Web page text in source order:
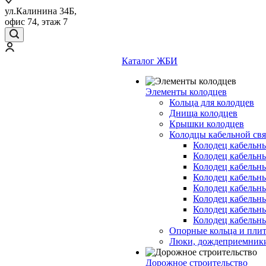
ул.Калинина 34Б,
офис 74, этаж 7
Каталог ЖБИ
Элементы колодцев
Кольца для колодцев
Днища колодцев
Крышки колодцев
Колодцы кабельной
Колодец
Колодец
Колодец
Колодец
Колодец
Колодец
Колодец
Колодец
Опорные кольца и
Люки,
Дорожное строительство